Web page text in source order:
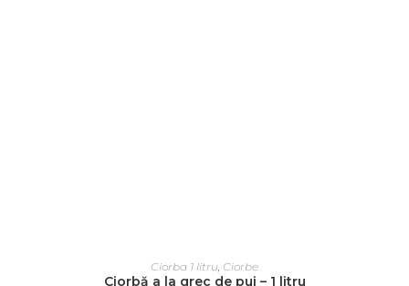
ADAUGĂ ÎN COȘ
Ciorba 1 litru Ciorbe
Ciorbă a la grec de pui – 1 litru